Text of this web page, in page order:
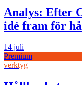
Analys: Efter
idé fram för
14 juli
Premium
verktyg